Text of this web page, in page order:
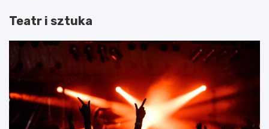
Teatr i sztuka